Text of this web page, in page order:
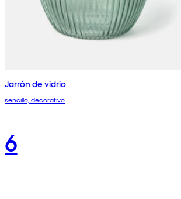
Jarrón de vidrio
sencillo, decorativo
6